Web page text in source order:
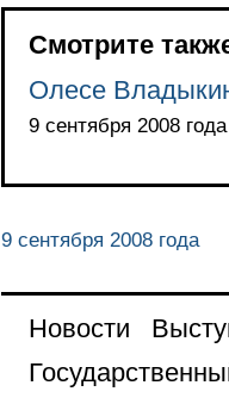
Смотрите
Олесе
9 сентября 2008 года
9 сентября 2008 года
Новости